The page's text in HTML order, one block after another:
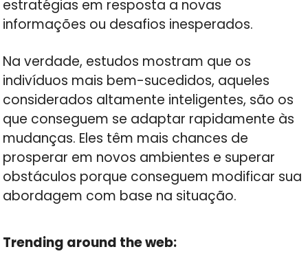
estratégias em resposta a novas
informações ou desafios inesperados.
Na verdade, estudos mostram que os
indivíduos mais bem-sucedidos, aqueles
considerados altamente inteligentes, são os
que conseguem se adaptar rapidamente às
mudanças. Eles têm mais chances de
prosperar em novos ambientes e superar
obstáculos porque conseguem modificar sua
abordagem com base na situação.
Trending around the web: